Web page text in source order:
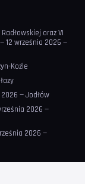
oraz VI
12 września 2026 —
Koźle
2026 — Jodłów
2026 —
2026 —